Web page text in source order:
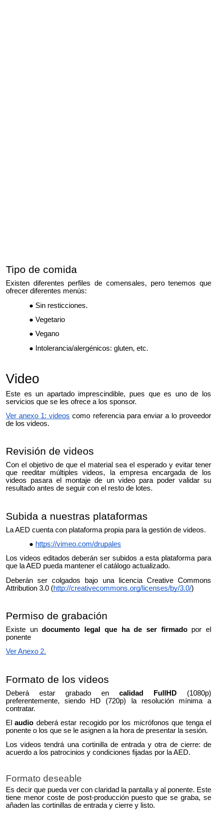
Tipo de comida
Existen diferentes perfiles de comensales, pero tenemos que
ofrecer diferentes menús:
Sin resticciones.
Vegetario
Vegano
Intolerancia/alergénicos: gluten, etc.
Video
Este es un apartado imprescindible, pues que es uno de los
servicios que se les ofrece a los sponsor.
Ver anexo 1: videos como referencia para enviar a lo proveedor
de los videos.
Revisión de videos
Con el objetivo de que el material sea el esperado y evitar tener
que reeditar múltiples videos, la empresa encargada de los
videos pasara el montaje de un video para poder validar su
resultado antes de seguir con el resto de lotes.
Subida a nuestras plataformas
La AED cuenta con plataforma propia para la gestión de videos.
https://vimeo.com/drupales
Los videos editados deberán ser subidos a esta plataforma para
que la AED pueda mantener el catálogo actualizado.
Deberán ser colgados bajo una licencia Creative Commons
Attribution 3.0 (http://creativecommons.org/licenses/by/3.0/)
Permiso de grabación
Existe undocumento legal que ha de ser firmadopor el
ponente
Ver Anexo 2.
Formato de los videos
Deberá estar grabado en calidad FullHD (1080p)
preferentemente, siendo HD (720p) la resolución mínima a
contratar.
Elaudio deberá estar recogido por los micrófonos que tenga el
ponente o los que se le asignen a la hora de presentar la sesión.
Los videos tendrá una cortinilla de entrada y otra de cierre: de
acuerdo a los patrocinios y condiciones fijadas por la AED.
Formato deseable
Es decir que pueda ver con claridad la pantalla y al ponente. Este
tiene menor coste de post-producción puesto que se graba, se
añaden las cortinillas de entrada y cierre y listo.